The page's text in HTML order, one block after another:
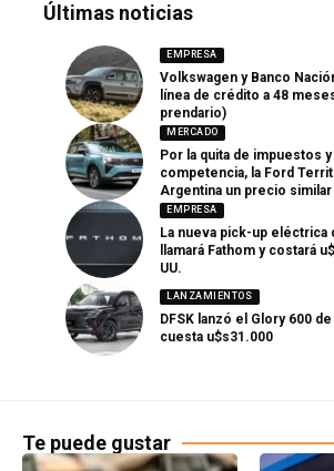
Últimas noticias
EMPRESA
Volkswagen y Banco
línea de crédito a 48
prendario)
MERCADO
Por la quita de impuestos
competencia, la Ford
Argentina un precio similar
EMPRESA
La nueva pick-up eléctrica
llamará Fathom y costará
UU.
LANZAMIENTOS
DFSK lanzó el Glory 600
cuesta u$s31.000
Te puede gustar